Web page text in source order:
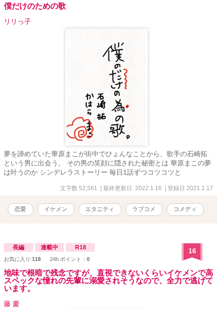
僕だけのための歌
リリっ子
夢を諦めていた華原まこが街中でひょんなことから、歌手の石崎拓
という男に出会う。 その男の笑顔に隠された秘密とは 華原まこの夢
は叶うのか シンデレラストーリー 毎日1話ずつコツコツと
文字数 52,561 | 最終更新日 2022.1.16 | 登録日 2021.1.17
恋愛 イケメン エタニティ ラブコメ コメディ
長編 連載中 R18
お気に入り:118 24h.ポイント： 0
16
地味で根暗で残念ですが、直視できないくらいイケメンで高
スペックな憧れの先輩に溺愛されそうなので、全力で逃げて
います。
藤 慶